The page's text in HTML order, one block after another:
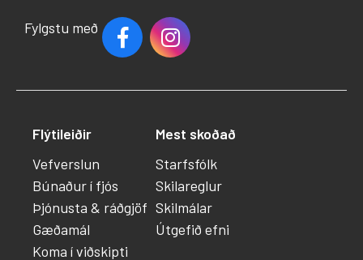
Fylgstu með
Flýtileiðir
Vefverslun
Búnaður í fjós
Þjónusta & ráðgjöf
Gæðamál
Koma í viðskipti
Mest skoðað
Starfsfólk
Skilareglur
Skilmálar
Útgefið efni